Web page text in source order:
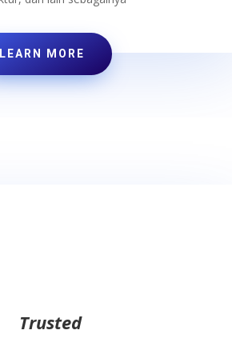
LEARN MORE
Trusted